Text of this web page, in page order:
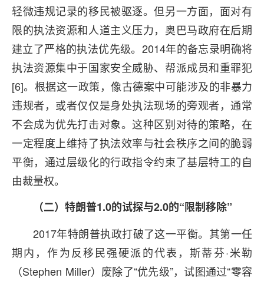
轻微违规记录的移民被驱逐。但另一方面，面对有
限的执法资源和人道主义压力，奥巴马政府在后期
建立了严格的执法优先级。2014年的备忘录明确将
执法资源集中于国家安全威胁、帮派成员和重罪犯
[6]。根据这一政策，像古德案中可能涉及的非暴力
违规者，或者仅仅是身处执法现场的旁观者，通常
不会成为优先打击对象。这种区别对待的策略，在
一定程度上维持了执法效率与社会秩序之间的脆弱
平衡，通过层级化的行政指令约束了基层特工的自
由裁量权。
（二）特朗普1.0的试探与2.0的“限制移除”
2017年特朗普执政打破了这一平衡。其第一任
期内，作为反移民强硬派的代表，斯蒂芬·米勒
（Stephen Miller）废除了“优先级”，试图通过“零容